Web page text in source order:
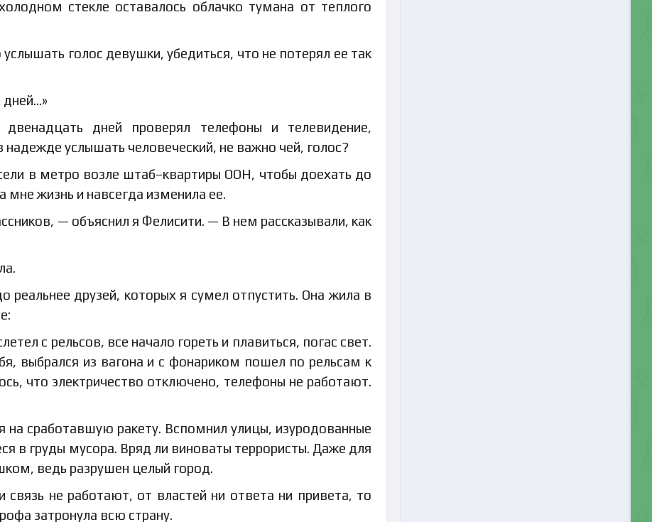
стекле оставалось облачко тумана от теплого
голос девушки, убедиться, что не потерял ее так
дней проверял телефоны и телевидение,
услышать человеческий, не важно чей, голос?
в метро возле штаб–квартиры ООН, чтобы доехать до
мне жизнь и навсегда изменила ее.
— объяснил я Фелисити. — В нем рассказывали, как
друзей, которых я сумел отпустить. Она жила в
с рельсов, все начало гореть и плавиться, погас свет.
выбрался из вагона и с фонариком пошел по рельсам к
что электричество отключено, телефоны не работают.
на сработавшую ракету. Вспомнил улицы, изуродованные
в груды мусора. Вряд ли виноваты террористы. Даже для
ведь разрушен целый город.
связь не работают, от властей ни ответа ни привета, то
затронула всю страну.